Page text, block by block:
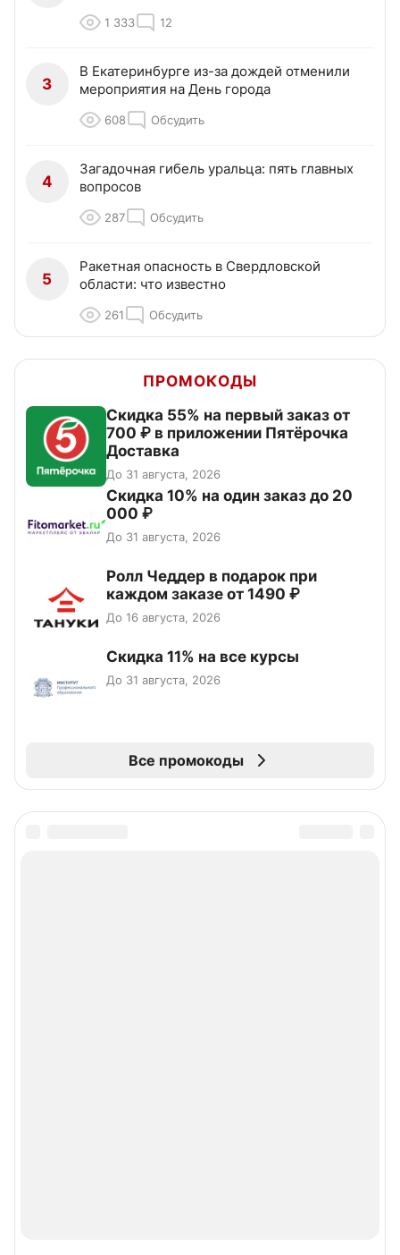
1 333 12
3
В Екатеринбурге из-за дождей отменили
мероприятия на День города
608 Обсудить
4
Загадочная гибель уральца: пять главных
вопросов
287 Обсудить
5
Ракетная опасность в Свердловской
области: что известно
261 Обсудить
ПРОМОКОДЫ
Скидка 55% на первый заказ от
700 ₽ в приложении Пятёрочка
Доставка
До 31 августа, 2026
Скидка 10% на один заказ до 20
000 ₽
До 31 августа, 2026
Ролл Чеддер в подарок при
каждом заказе от 1490 ₽
До 16 августа, 2026
Скидка 11% на все курсы
До 31 августа, 2026
Все промокоды